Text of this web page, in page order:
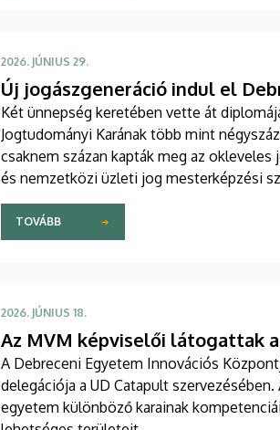
2026. JÚNIUS 29.
Új jogászgeneráció indul el
Két ünnepség keretében vette át
Jogtudományi Karának több mint
csaknem százan kapták meg az
és nemzetközi üzleti jog mesterképzési
TOVÁBB
2026. JÚNIUS 18.
Az MVM képviselői látogattak
A Debreceni Egyetem Innovációs
delegációja a UD Catapult
egyetem különböző karainak